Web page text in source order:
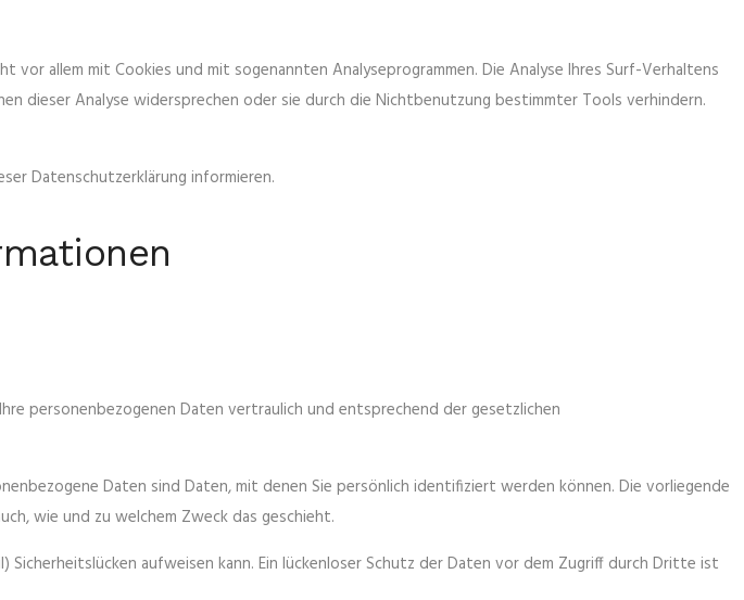
allem mit Cookies und mit sogenannten Analyseprogrammen. Die Analyse Ihres Surf-Verhaltens
dieser Analyse widersprechen oder sie durch die Nichtbenutzung bestimmter Tools verhindern.
Datenschutzerklärung informieren.
personenbezogenen Daten vertraulich und entsprechend der gesetzlichen
Daten sind Daten, mit denen Sie persönlich identifiziert werden können. Die vorliegende
wie und zu welchem Zweck das geschieht.
aufweisen kann. Ein lückenloser Schutz der Daten vor dem Zugriff durch Dritte ist